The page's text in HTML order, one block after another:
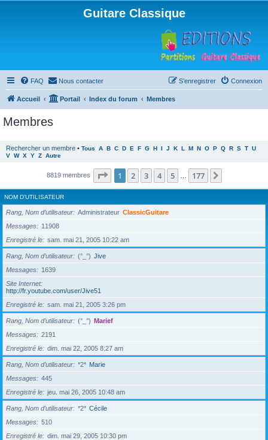
Guitare Classique
FAQ Nous contacter Connexion
S’enregistrer
Accueil Portail Index du forum Membres
Membres
Rechercher un membre • Tous A B C D E F G H I J K L M N O P Q R S T U
V W X Y Z Autre
8819 membres Page 1sur177
1 2 3 4 5 177
NOM D’UTILISATEUR
Rang, Nom d’utilisateur Administrateur ClassicGuitare
Messages
11908
Enregistré le
sam. mai 21, 2005 10:22 am
Rang, Nom d’utilisateur (°_°) Jive
Messages
1639
Site Internet
http://fr.youtube.com/user/Jive51
Enregistré le
sam. mai 21, 2005 3:26 pm
Rang, Nom d’utilisateur (°_°) Marief
Messages
2191
Enregistré le
dim. mai 22, 2005 8:27 am
Rang, Nom d’utilisateur *2* Marie
Messages
445
Enregistré le
jeu. mai 26, 2005 10:48 am
Rang, Nom d’utilisateur *2* Cécile
Messages
510
Enregistré le
dim. mai 29, 2005 10:30 pm